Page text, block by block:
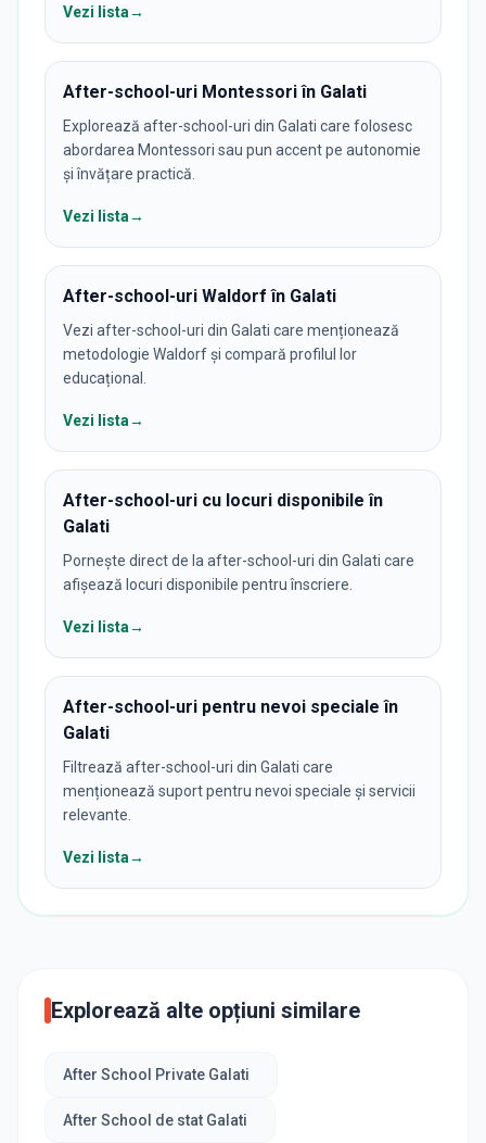
Vezi lista→
After-school-uri Montessori în Galati
Explorează after-school-uri din Galati care folosesc
abordarea Montessori sau pun accent pe autonomie
și învățare practică.
Vezi lista→
After-school-uri Waldorf în Galati
Vezi after-school-uri din Galati care menționează
metodologie Waldorf și compară profilul lor
educațional.
Vezi lista→
After-school-uri cu locuri disponibile în
Galati
Pornește direct de la after-school-uri din Galati care
afișează locuri disponibile pentru înscriere.
Vezi lista→
After-school-uri pentru nevoi speciale în
Galati
Filtrează after-school-uri din Galati care
menționează suport pentru nevoi speciale și servicii
relevante.
Vezi lista→
Explorează alte opțiuni similare
After School Private Galati
After School de stat Galati